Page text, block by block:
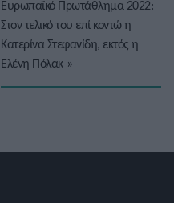
Ευρωπαϊκό Πρωτάθλημα 2022:
Στον τελικό του επί κοντώ η
Κατερίνα Στεφανίδη, εκτός η
Ελένη Πόλακ»